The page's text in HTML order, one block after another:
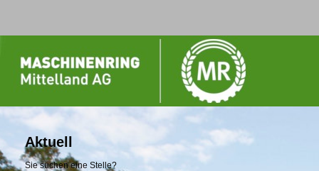
Aktuell
Sie suchen eine Stelle?